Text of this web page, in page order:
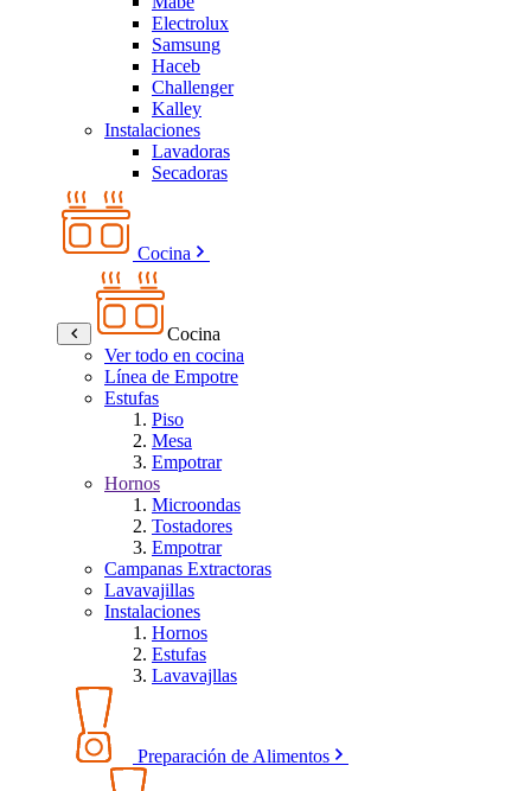
Electrolux
Samsung
Haceb
Challenger
Kalley
Instalaciones
Lavadoras
Secadoras
Cocina
Cocina
Ver todo en cocina
Línea de Empotre
Estufas
Piso
Mesa
Empotrar
Hornos
Microondas
Tostadores
Empotrar
Campanas Extractoras
Lavavajillas
Instalaciones
Hornos
Estufas
Lavavajllas
Preparación de Alimentos